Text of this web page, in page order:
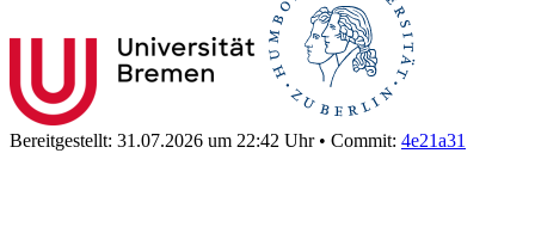
Bereitgestellt: 31.07.2026 um 22:42 Uhr • Commit: 4e21a31